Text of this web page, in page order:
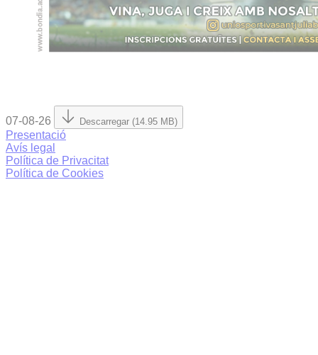
07-08-26 Descarregar (14.95 MB)
Presentació
Avís legal
Política de Privacitat
Política de Cookies